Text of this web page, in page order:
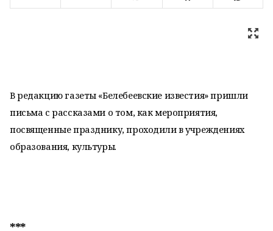
В редакцию газеты «Белебеевские известия» пришли
письма с рассказами о том, как мероприятия,
посвященные празднику, проходили в учреждениях
образования, культуры.
***